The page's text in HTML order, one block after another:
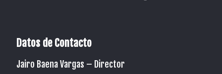
Datos de Contacto
Jairo Baena Vargas – Director